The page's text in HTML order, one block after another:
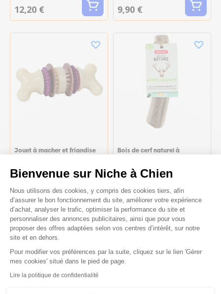
Bienvenue sur Niche à Chien
Plateforme de Gestion du
Nous utilisons des cookies, y compris des cookies tiers, afin
d’assurer le bon fonctionnement du site, améliorer votre expérience
d’achat, analyser le trafic, optimiser la performance du site et
personnaliser des annonces publicitaires, ainsi que pour vous
proposer des offres adaptées selon vos centres d’intérêt, sur notre
site et en dehors.
Pour modifier vos préférences par la suite, cliquez sur le lien 'Gérer
mes cookies' situé dans le pied de page.
Lire la politique de confidentialité
Axeptio consent
12,20 € 9,90 €
Jouet à macher et friandise
17,50 €
Bois de cerf naturel à
12,55 €
11,60 €